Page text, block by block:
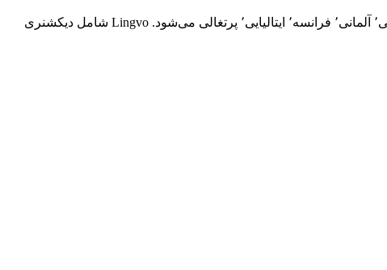
یک ابزار مترجم با دسترسی های بالا و باکیفیت است که شامل زبان های انگلیسی٬ روسی٬ اسپانیایی٬ آلمانی٬ فرانسه٬ ایتالیایی٬ پرتغالی می‌شود. Lingvo شامل دیکشنری